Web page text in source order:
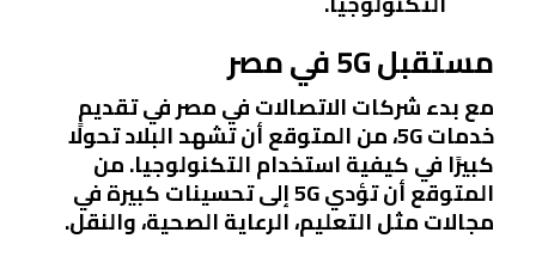
مستقبل 5G في مصر
مع بدء شركات الاتصالات في مصر في تقديم
خدمات 5G، من المتوقع أن تشهد البلاد تحولًا
كبيرًا في كيفية استخدام التكنولوجيا. من
المتوقع أن تؤدي 5G إلى تحسينات كبيرة في
مجالات مثل التعليم، الرعاية الصحية، والنقل.